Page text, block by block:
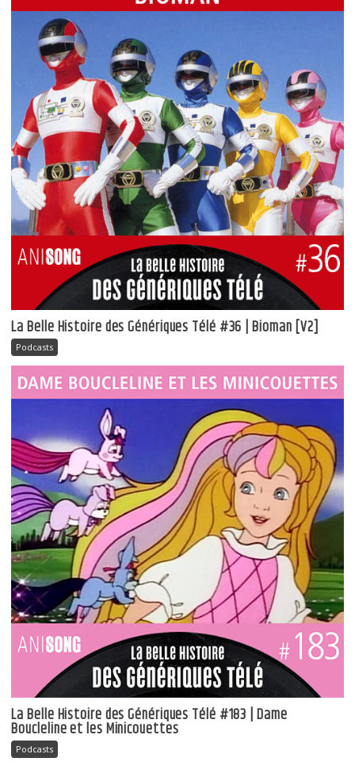
La Belle Histoire des Génériques Télé #36 | Bioman [V2]
Podcasts
La Belle Histoire des Génériques Télé #183 | Dame
Boucleline et les Minicouettes
Podcasts